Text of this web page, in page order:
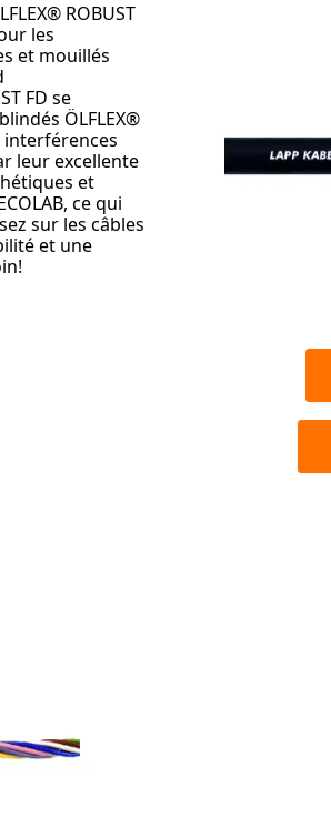
ROBUST
les
et mouillés
FD se
ÖLFLEX®
interférences
leur excellente
et
ce qui
sur les câbles
et une